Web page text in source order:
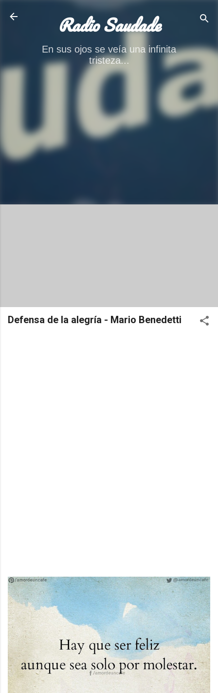
Radio Saudade
En sus ojos se veía una infinita
tristeza...
Defensa de la alegría - Mario Benedetti